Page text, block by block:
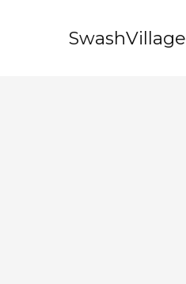
SwashVillage